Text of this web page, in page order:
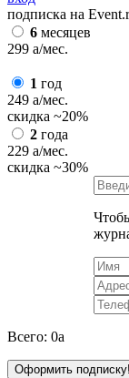
подписка на
6 месяцев
299 a/мес.
1 год
249 a/мес.
скидка ~20%
2 года
229 a/мес.
скидка ~30%
Всего: 0a
Оформить подписку!